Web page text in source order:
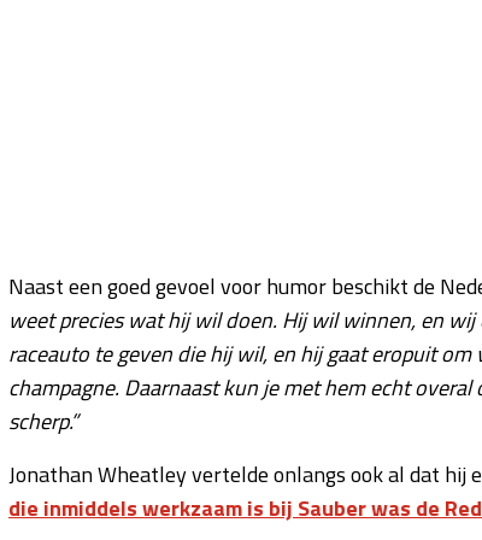
Naast een goed gevoel voor humor beschikt de
weet precies wat hij wil doen. Hij wil winnen, en
raceauto te geven die hij wil, en hij gaat eropuit
champagne. Daarnaast kun je met hem echt
scherp.”
Jonathan Wheatley vertelde onlangs ook al dat hij
die inmiddels werkzaam is bij Sauber was de